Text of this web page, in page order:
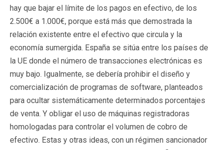
hay que bajar el límite de los pagos en efectivo, de los
2.500€ a 1.000€, porque está más que demostrada la
relación existente entre el efectivo que circula y la
economía sumergida. España se sitúa entre los países de
la UE donde el número de transacciones electrónicas es
muy bajo. Igualmente, se debería prohibir el diseño y
comercialización de programas de software, planteados
para ocultar sistemáticamente determinados porcentajes
de venta. Y obligar el uso de máquinas registradoras
homologadas para controlar el volumen de cobro de
efectivo. Estas y otras ideas, con un régimen sancionador